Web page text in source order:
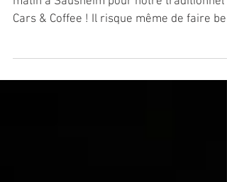
Salut les copains, rendez-vous samedi
Cars & Coffee ! Il risque même de faire